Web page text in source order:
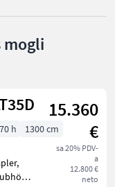
mogli
15.360
€
sa 20% PDV-
a
12.800 €
neto
h 1300 cm